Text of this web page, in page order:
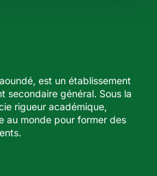
est un établissement
secondaire général. Sous la
rigueur académique,
au monde pour former des